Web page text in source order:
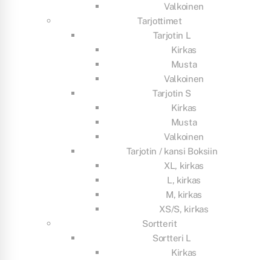
Valkoinen
Tarjottimet
Tarjotin L
Kirkas
Musta
Valkoinen
Tarjotin S
Kirkas
Musta
Valkoinen
Tarjotin / kansi Boksiin
XL, kirkas
L, kirkas
M, kirkas
XS/S, kirkas
Sortterit
Sortteri L
Kirkas